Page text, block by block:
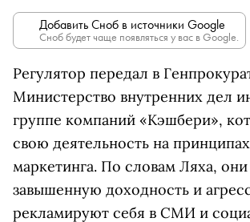
Добавить Сноб в источники Google
Сноб будет чаще появляться у вас в Google.
Регулятор передал в
Министерство внутренних дел
группе компаний «Кэшбери»,
свою деятельность на
маркетинга. По словам Ляха,
завышенную доходность и
рекламируют себя в СМИ и